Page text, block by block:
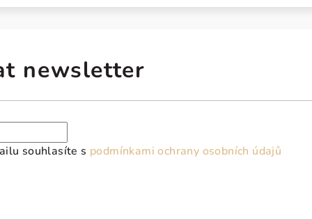
newsletter
souhlasíte s podmínkami ochrany osobních údajů